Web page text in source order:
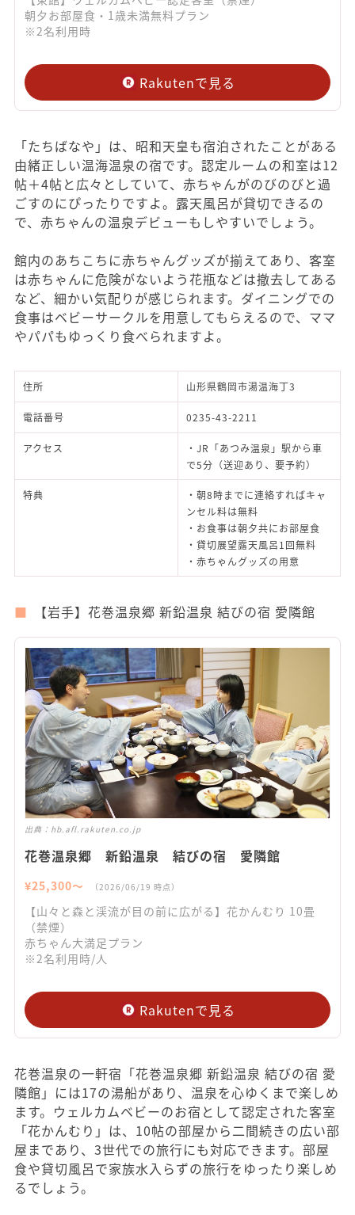
朝夕お部屋食・1歳未満無料プラン
※2名利用時
Rakutenで見る
「たちばなや」は、昭和天皇も宿泊されたことがある
由緒正しい温海温泉の宿です。認定ルームの和室は12
帖＋4帖と広々としていて、赤ちゃんがのびのびと過
ごすのにぴったりですよ。露天風呂が貸切できるの
で、赤ちゃんの温泉デビューもしやすいでしょう。
館内のあちこちに赤ちゃんグッズが揃えてあり、客室
は赤ちゃんに危険がないよう花瓶などは撤去してある
など、細かい気配りが感じられます。ダイニングでの
食事はベビーサークルを用意してもらえるので、ママ
やパパもゆっくり食べられますよ。
住所 山形県鶴岡市湯温海丁3
電話番号 0235-43-2211
アクセス
・JR「あつみ温泉」駅から車
で5分（送迎あり、要予約）
特典
・朝8時までに連絡すればキャ
ンセル料は無料
・お食事は朝夕共にお部屋食
・貸切展望露天風呂1回無料
・赤ちゃんグッズの用意
【岩手】花巻温泉郷 新鉛温泉 結びの宿 愛隣館
出典： hb.afl.rakuten.co.jp
花巻温泉郷 新鉛温泉 結びの宿 愛隣館
¥25,300〜 （2026/06/19 時点）
【山々と森と渓流が目の前に広がる】花かんむり 10畳
（禁煙）
赤ちゃん大満足プラン
※2名利用時/人
Rakutenで見る
花巻温泉の一軒宿「花巻温泉郷 新鉛温泉 結びの宿 愛
隣館」には17の湯船があり、温泉を心ゆくまで楽しめ
ます。ウェルカムベビーのお宿として認定された客室
「花かんむり」は、10帖の部屋から二間続きの広い部
屋まであり、3世代での旅行にも対応できます。部屋
食や貸切風呂で家族水入らずの旅行をゆったり楽しめ
るでしょう。